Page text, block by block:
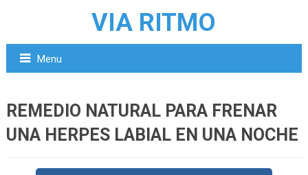
VIA RITMO
Menu
REMEDIO NATURAL PARA FRENAR
UNA HERPES LABIAL EN UNA NOCHE